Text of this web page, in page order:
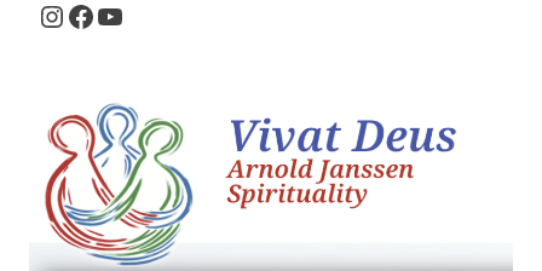
Instagram
Facebook
Youtube